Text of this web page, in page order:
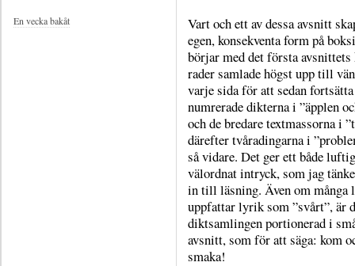
Vart och ett av dessa avsnitt
egen, konsekventa form på
börjar med det första avsnittets
rader samlade högst upp till
varje sida för att sedan
numrerade dikterna i ”äpplen
och de bredare textmassorna i
därefter tvåradingarna i
så vidare. Det ger ett både
välordnat intryck, som jag
in till läsning. Även om många
uppfattar lyrik som ”svårt”, är
diktsamlingen portionerad i
avsnitt, som för att säga: kom
smaka!
En vecka bakåt